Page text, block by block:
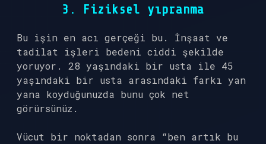
3. Fiziksel yıpranma
Bu işin en acı gerçeği bu. İnşaat ve
tadilat işleri bedeni ciddi şekilde
yoruyor. 28 yaşındaki bir usta ile 45
yaşındaki bir usta arasındaki farkı yan
yana koyduğunuzda bunu çok net
görürsünüz.
Vücut bir noktadan sonra “ben artık bu